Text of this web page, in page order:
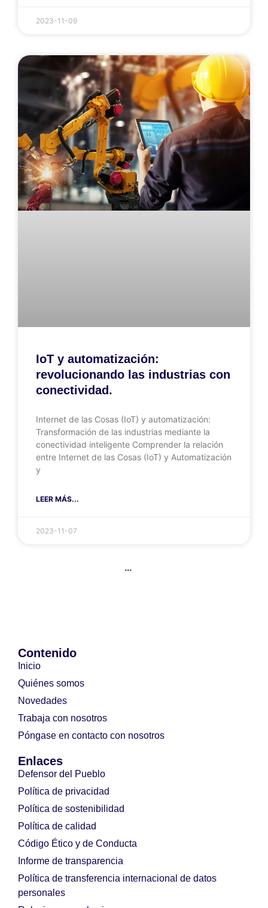
2023-11-09
IoT y automatización:
revolucionando las industrias con
conectividad.
Internet de las Cosas (IoT) y automatización:
Transformación de las industrias mediante la
conectividad inteligente Comprender la relación
entre Internet de las Cosas (IoT) y Automatización
y
LEER MÁS...
2023-11-07
...
Contenido
Inicio
Quiénes somos
Novedades
Trabaja con nosotros
Póngase en contacto con nosotros
Enlaces
Defensor del Pueblo
Política de privacidad
Política de sostenibilidad
Política de calidad
Código Ético y de Conducta
Informe de transparencia
Política de transferencia internacional de datos
personales